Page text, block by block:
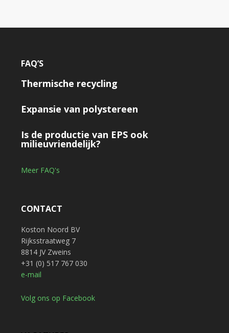
FAQ’S
Thermische recycling
Expansie van polystereen
Is de productie van EPS ook
milieuvriendelijk?
Meer FAQ's
CONTACT
Koston Noord BV
Rijksstraatweg 7
8814 JV Zweins
+31 (0) 517 767 030
e-mail
Volg ons op Facebook